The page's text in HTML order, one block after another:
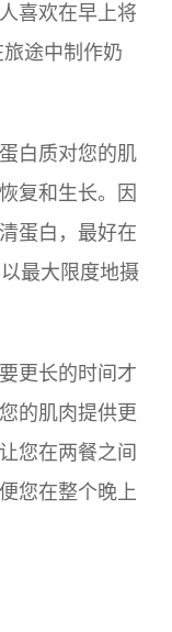
喜欢在早上将
途中制作奶
白质对您的肌
复和生长。因
蛋白，最好在
最大限度地摄
更长的时间才
的肌肉提供更
您在两餐之间
您在整个晚上